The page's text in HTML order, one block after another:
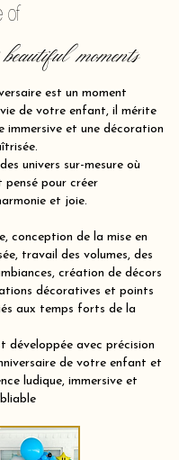
of
moments
est un moment
de votre enfant, il mérite
immersive et une décoration
univers sur-mesure où
pensé pour créer
et joie.
conception de la mise en
travail des volumes, des
création de décors
décoratives et points
aux temps forts de la
développée avec précision
de votre enfant et
ludique, immersive et